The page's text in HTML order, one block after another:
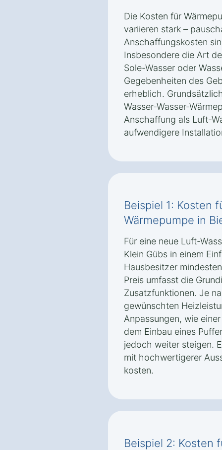
Die Kosten für
variieren stark –
Anschaffungskosten
Insbesondere die Art
Sole-Wasser oder
Gegebenheiten des
erheblich.
Wasser-Wasser-
Anschaffung als Luft-
aufwendigere
Beispiel 1: Kosten
Wärmepumpe in
Für eine neue Luft-
Klein Gübs in einem
Hausbesitzer
Preis umfasst die
Zusatzfunktionen. Je
gewünschten
Anpassungen, wie
dem Einbau eines
jedoch weiter steigen.
mit hochwertigerer
kosten.
Beispiel 2: Kosten